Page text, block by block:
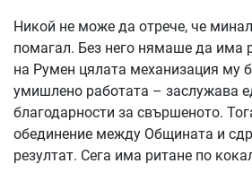
Никой не може да отрече, че
помагал. Без него нямаше да има
на Румен цялата механизация му
умишлено работата – заслужава
благодарности за свършеното.
обединение между Общината и
резултат. Сега има ритане по